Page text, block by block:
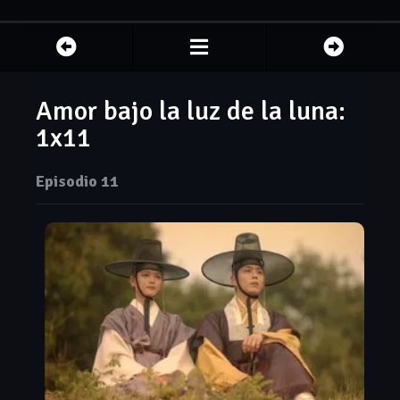
Amor bajo la luz de la luna:
1x11
Episodio 11